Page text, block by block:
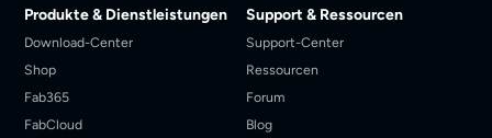
Produkte & Dienstleistungen
Download-Center
Shop
Fab365
FabCloud
Support & Ressourcen
Support-Center
Ressourcen
Forum
Blog